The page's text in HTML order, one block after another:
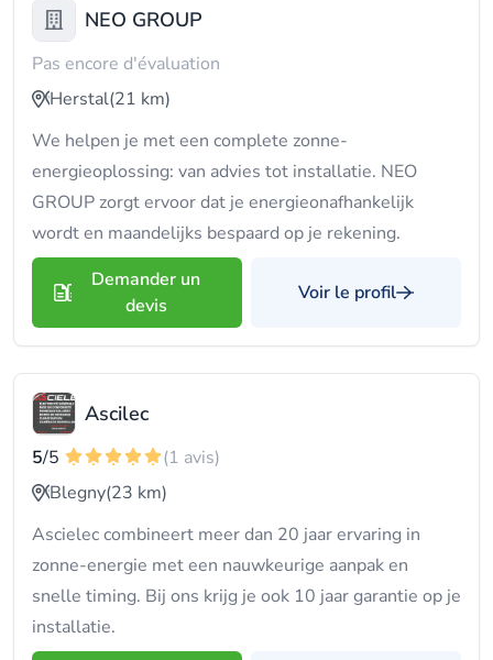
NEO GROUP
Pas encore d'évaluation
Herstal(21 km)
We helpen je met een complete zonne-
energieoplossing: van advies tot installatie. NEO
GROUP zorgt ervoor dat je energieonafhankelijk
wordt en maandelijks bespaard op je rekening.
Demander un
devis
Voir le profil
Ascilec
5/5
(1 avis)
Blegny(23 km)
Ascielec combineert meer dan 20 jaar ervaring in
zonne-energie met een nauwkeurige aanpak en
snelle timing. Bij ons krijg je ook 10 jaar garantie op je
installatie.